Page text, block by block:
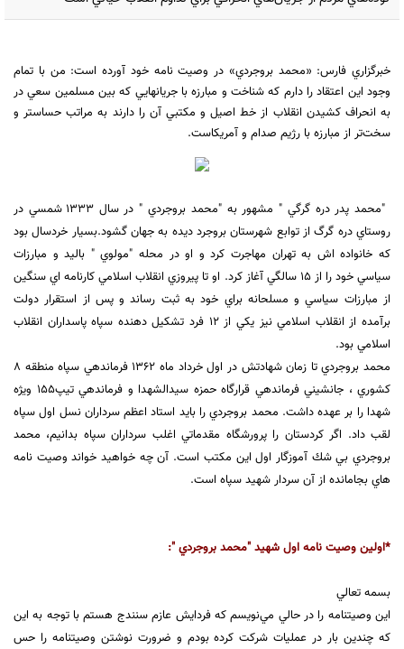
خبرگزاري فارس: «محمد بروجردي» در وصيت نامه خود آورده است: من با تمام
وجود اين اعتقاد را دارم كه شناخت و مبارزه با جريانهايي كه بين مسلمين سعي در
به انحراف كشيدن انقلاب از خط اصيل و مكتبي آن را دارند به مراتب حساستر و
سخت‌تر از مبارزه با رژيم صدام و آمريكاست.
"محمد پدر دره گرگي " مشهور به "محمد بروجردي " در سال 1333 شمسي در
روستاي دره گرگ از توابع شهرستان بروجرد ديده به جهان گشود.بسيار خردسال بود
كه خانواده اش به تهران مهاجرت كرد و او در محله "مولوي " باليد و مبارزات
سياسي خود را از 15 سالگي آغاز كرد. او تا پيروزي انقلاب اسلامي كارنامه اي سنگين
از مبارزات سياسي و مسلحانه براي خود به ثبت رساند و پس از استقرار دولت
برآمده از انقلاب اسلامي نيز يكي از 12 فرد تشكيل دهنده سپاه پاسداران انقلاب
اسلامي بود.
محمد بروجردي تا زمان شهادتش در اول خرداد ماه 1362 فرماندهي سپاه منطقه 8
كشوري ، جانشيني فرماندهي قرارگاه حمزه سيدالشهدا و فرماندهي تيپ155 ويژه
شهدا را بر عهده داشت. محمد بروجردي را بايد استاد اعظم سرداران نسل اول سپاه
لقب داد. اگر كردستان را پرورشگاه مقدماتي اغلب سرداران سپاه بدانيم، محمد
بروجردي بي شك آموزگار اول اين مكتب است. آن چه خواهيد خواند وصيت نامه
هاي بجامانده از آن سردار شهيد سپاه است.
*اولين وصيت نامه اول شهيد "محمد بروجردي ":
بسمه تعالي
اين وصيتنامه را در حالي مي‌نويسم كه فردايش عازم سنندج هستم با توجه به اين
كه چندين بار در عمليات شركت كرده بودم و ضرورت نوشتن وصيتنامه را حس